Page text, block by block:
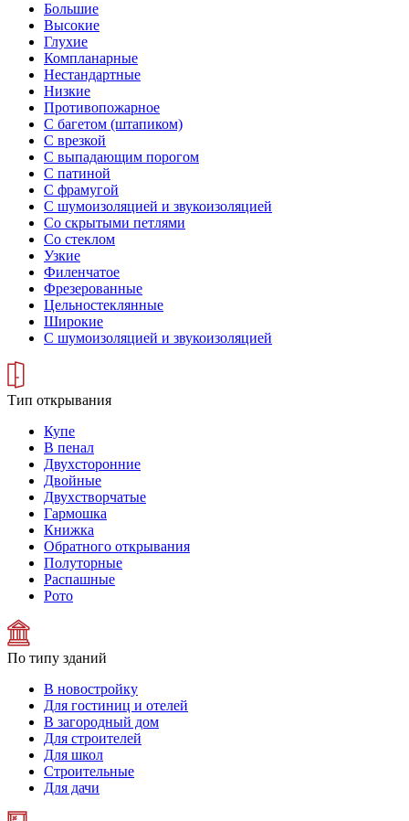
Большие
Высокие
Глухие
Компланарные
Нестандартные
Низкие
Противопожарное
С багетом (штапиком)
С врезкой
С выпадающим порогом
С патиной
С фрамугой
С шумоизоляцией и звукоизоляцией
Со скрытыми петлями
Со стеклом
Узкие
Филенчатое
Фрезерованные
Цельностеклянные
Широкие
С шумоизоляцией и звукоизоляцией
Тип открывания
Купе
В пенал
Двухсторонние
Двойные
Двухстворчатые
Гармошка
Книжка
Обратного открывания
Полуторные
Распашные
Рото
По типу зданий
В новостройку
Для гостиниц и отелей
В загородный дом
Для строителей
Для школ
Строительные
Для дачи